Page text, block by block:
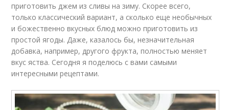
приготовить джем из сливы на зиму. Скорее всего,
только классический вариант, а сколько еще необычных
и божественно вкусных блюд можно приготовить из
простой ягоды. Даже, казалось бы, незначительная
добавка, например, другого фрукта, полностью меняет
вкус яства. Сегодня я поделюсь с вами самыми
интересными рецептами.